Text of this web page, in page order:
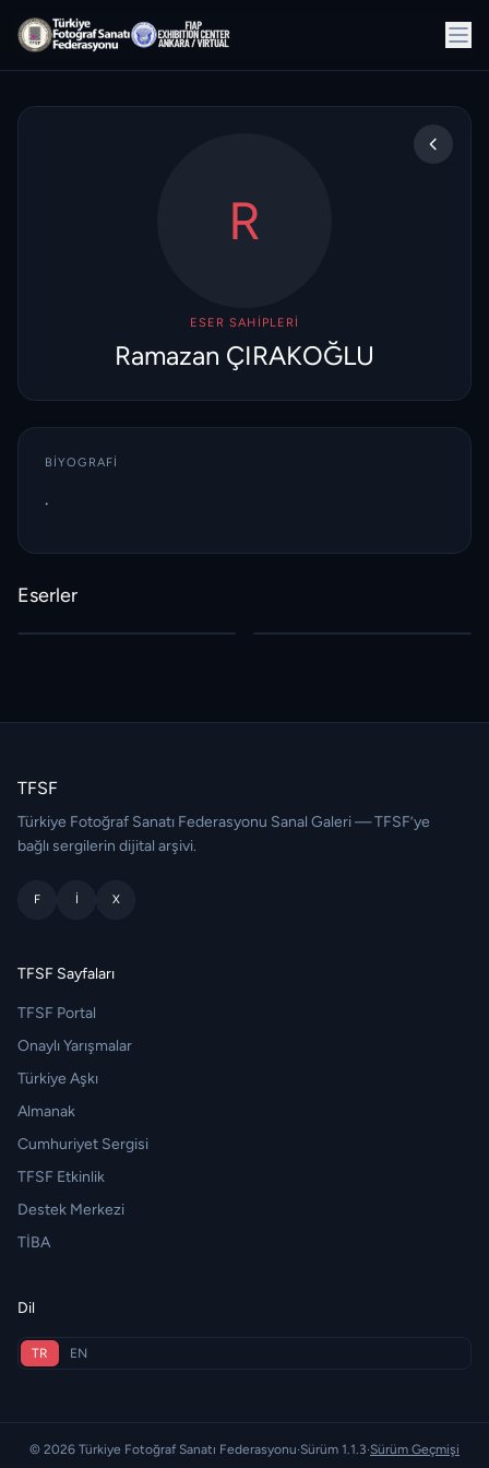
R
ESER SAHIPLERI
Ramazan ÇIRAKOĞLU
BIYOGRAFI
.
Eserler
TFSF
Türkiye Fotoğraf Sanatı Federasyonu Sanal Galeri — TFSF’ye
bağlı sergilerin dijital arşivi.
F I X
TFSF Sayfaları
TFSF Portal
Onaylı Yarışmalar
Türkiye Aşkı
Almanak
Cumhuriyet Sergisi
TFSF Etkinlik
Destek Merkezi
TİBA
Dil
TR EN
© 2026 Türkiye Fotoğraf Sanatı Federasyonu·Sürüm 1.1.3·Sürüm Geçmişi